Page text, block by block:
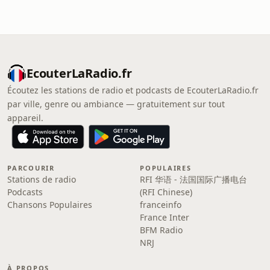
EcouterLaRadio.fr
Écoutez les stations de radio et podcasts de EcouterLaRadio.fr
par ville, genre ou ambiance — gratuitement sur tout
appareil.
PARCOURIR
Stations de radio
Podcasts
Chansons Populaires
POPULAIRES
RFI 华语 - 法国国际广播电台
(RFI Chinese)
franceinfo
France Inter
BFM Radio
NRJ
À PROPOS